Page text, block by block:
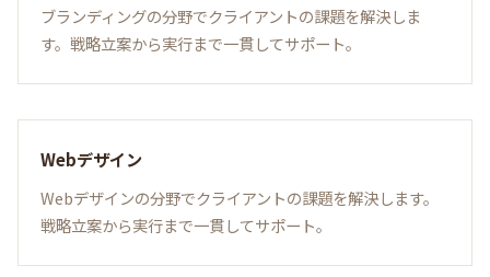
ブランディングの分野でクライアントの課題を解決しま
す。戦略立案から実行まで一貫してサポート。
Webデザイン
Webデザインの分野でクライアントの課題を解決します。
戦略立案から実行まで一貫してサポート。